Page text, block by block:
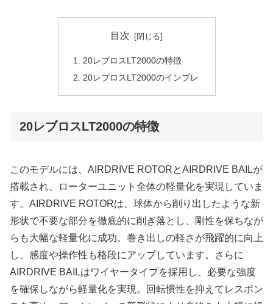
目次
20レブロスLT2000の特徴
20レブロスLT2000のインプレ
20レブロスLT2000の特徴
このモデルには、AIRDRIVE ROTORとAIRDRIVE BAILが
搭載され、ローターユニット全体の軽量化を実現していま
す。AIRDRIVE ROTORは、球体から削り出したような新
形状で不要な部分を徹底的に削ぎ落とし、剛性を保ちなが
らも大幅な軽量化に成功。巻き出しの軽さが飛躍的に向上
し、感度や操作性も格段にアップしています。さらに
AIRDRIVE BAILはワイヤータイプを採用し、必要な強度
を確保しながら軽量化を実現。回転慣性を抑えてレスポン